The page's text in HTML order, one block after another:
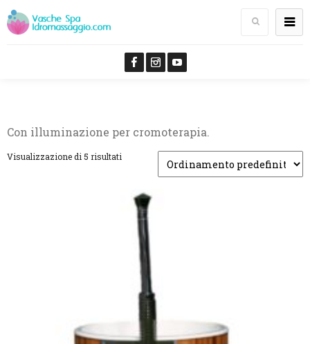
Con illuminazione per cromoterapia.
Visualizzazione di 5 risultati